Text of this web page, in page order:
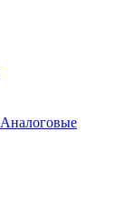
Аналоговые